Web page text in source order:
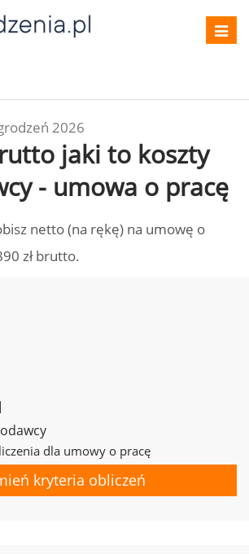
2026
jaki to koszty
- umowa o pracę
netto (na rękę) na umowę o
zł brutto.
dla umowy o pracę
kryteria obliczeń